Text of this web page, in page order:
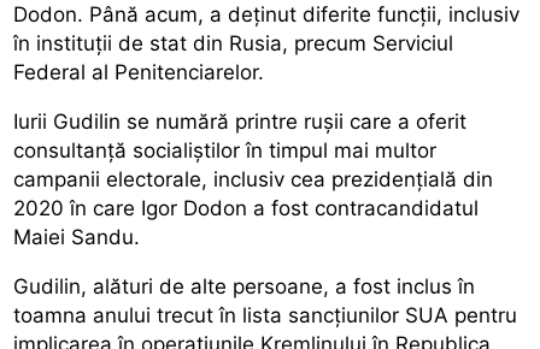
Dodon. Până acum, a deținut diferite funcții, inclusiv
în instituții de stat din Rusia, precum Serviciul
Federal al Penitenciarelor.
Iurii Gudilin se numără printre rușii care a oferit
consultanță socialiștilor în timpul mai multor
campanii electorale, inclusiv cea prezidențială din
2020 în care Igor Dodon a fost contracandidatul
Maiei Sandu.
Gudilin, alături de alte persoane, a fost inclus în
toamna anului trecut în lista sancțiunilor SUA pentru
implicarea în operațiunile Kremlinului în Republica